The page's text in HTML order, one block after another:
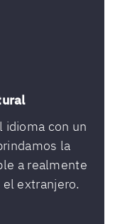
idioma con un
la
a realmente
extranjero.